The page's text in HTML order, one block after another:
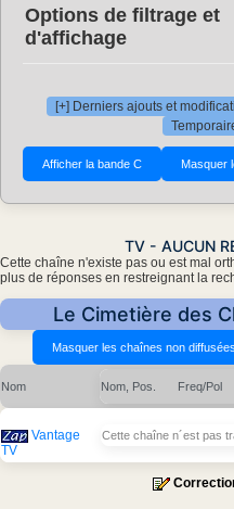
Options de filtrage et
d'affichage
[+] Derniers ajouts et
TV - AUCUN
Cette chaîne n'existe pas ou est mal
plus de réponses en restreignant la
Le Cimetière des
Nom Nom, Pos. Freq/Pol
Vantage
TV
Cette chaîne n´est pas